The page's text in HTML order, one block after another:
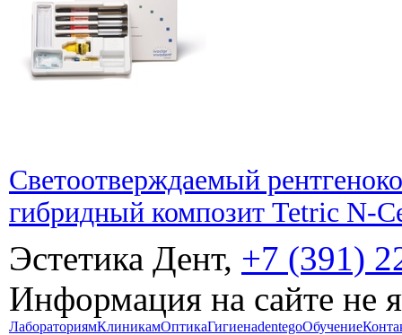
Светоотверждаемый
гибридный композит Tetric N-
Эстетика Дент, +7 (391)
Информация на сайте не
ЛабораториямКлиникамОптикаГигиенаdentegoОбучение